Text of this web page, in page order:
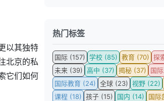
以其独特
北京的私
它们如何
热门标签
国际 (157) 学校 (85) 教育 (70) 探
未来 (39) 高中 (37) 揭秘 (37)
国
国际教育 (24) 全球 (23) 视野 (22)
课程 (18) 孩子 (15) 国内 (14) 国际